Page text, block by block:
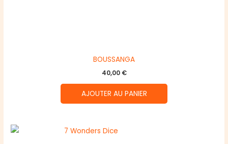
BOUSSANGA
40,00 €
AJOUTER AU PANIER